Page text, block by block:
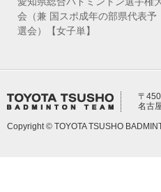
会（兼 国スポ成年の部県代表予
選会）【女子単】
〒
名古
Copyright © TOYOTA TSUSHO